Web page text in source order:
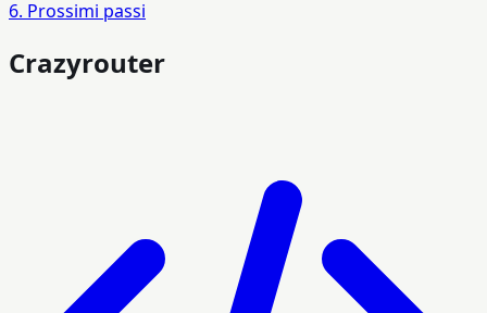
6. Prossimi passi
Crazyrouter